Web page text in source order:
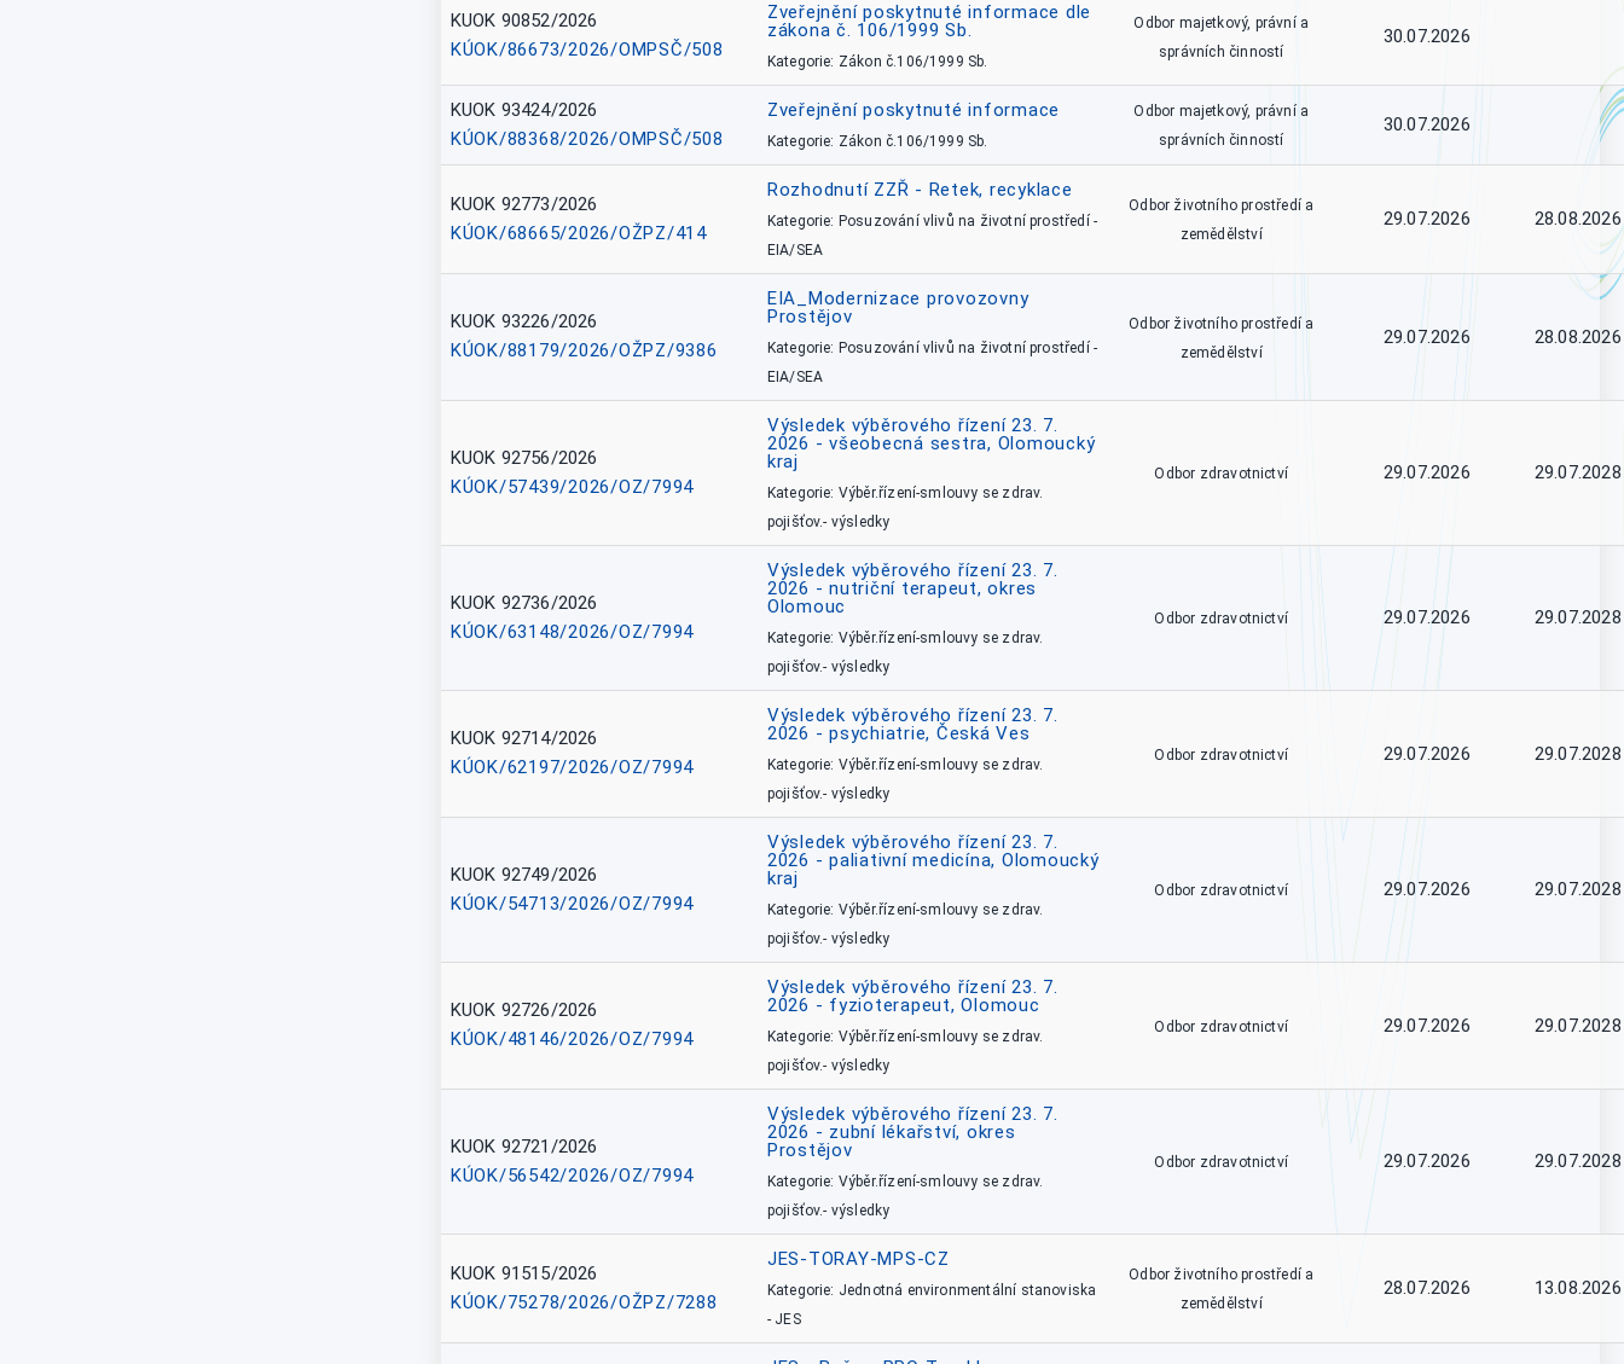
KUOK 90852/2026
KÚOK/86673/2026/OMPSČ/508
Zveřejnění poskytnuté informace dle
zákona č. 106/1999 Sb.
Kategorie: Zákon č.106/1999 Sb.
Odbor majetkový, právní a
správních činností
30.07.2026
KUOK 93424/2026
KÚOK/88368/2026/OMPSČ/508
Zveřejnění poskytnuté informace
Kategorie: Zákon č.106/1999 Sb.
Odbor majetkový, právní a
správních činností
30.07.2026
KUOK 92773/2026
KÚOK/68665/2026/OŽPZ/414
Rozhodnutí ZZŘ - Retek, recyklace
Kategorie: Posuzování vlivů na životní prostředí -
EIA/SEA
Odbor životního prostředí a
zemědělství
29.07.2026 28.08.2026
KUOK 93226/2026
KÚOK/88179/2026/OŽPZ/9386
EIA_Modernizace provozovny
Prostějov
Kategorie: Posuzování vlivů na životní prostředí -
EIA/SEA
Odbor životního prostředí a
zemědělství
29.07.2026 28.08.2026
KUOK 92756/2026
KÚOK/57439/2026/OZ/7994
Výsledek výběrového řízení 23. 7.
2026 - všeobecná sestra, Olomoucký
kraj
Kategorie: Výběr.řízení-smlouvy se zdrav.
pojišťov.- výsledky
Odbor zdravotnictví 29.07.2026 29.07.2028
KUOK 92736/2026
KÚOK/63148/2026/OZ/7994
Výsledek výběrového řízení 23. 7.
2026 - nutriční terapeut, okres
Olomouc
Kategorie: Výběr.řízení-smlouvy se zdrav.
pojišťov.- výsledky
Odbor zdravotnictví 29.07.2026 29.07.2028
KUOK 92714/2026
KÚOK/62197/2026/OZ/7994
Výsledek výběrového řízení 23. 7.
2026 - psychiatrie, Česká Ves
Kategorie: Výběr.řízení-smlouvy se zdrav.
pojišťov.- výsledky
Odbor zdravotnictví 29.07.2026 29.07.2028
KUOK 92749/2026
KÚOK/54713/2026/OZ/7994
Výsledek výběrového řízení 23. 7.
2026 - paliativní medicína, Olomoucký
kraj
Kategorie: Výběr.řízení-smlouvy se zdrav.
pojišťov.- výsledky
Odbor zdravotnictví 29.07.2026 29.07.2028
KUOK 92726/2026
KÚOK/48146/2026/OZ/7994
Výsledek výběrového řízení 23. 7.
2026 - fyzioterapeut, Olomouc
Kategorie: Výběr.řízení-smlouvy se zdrav.
pojišťov.- výsledky
Odbor zdravotnictví 29.07.2026 29.07.2028
KUOK 92721/2026
KÚOK/56542/2026/OZ/7994
Výsledek výběrového řízení 23. 7.
2026 - zubní lékařství, okres
Prostějov
Kategorie: Výběr.řízení-smlouvy se zdrav.
pojišťov.- výsledky
Odbor zdravotnictví 29.07.2026 29.07.2028
KUOK 91515/2026
KÚOK/75278/2026/OŽPZ/7288
JES-TORAY-MPS-CZ
Kategorie: Jednotná environmentální stanoviska
- JES
Odbor životního prostředí a
zemědělství
28.07.2026 13.08.2026